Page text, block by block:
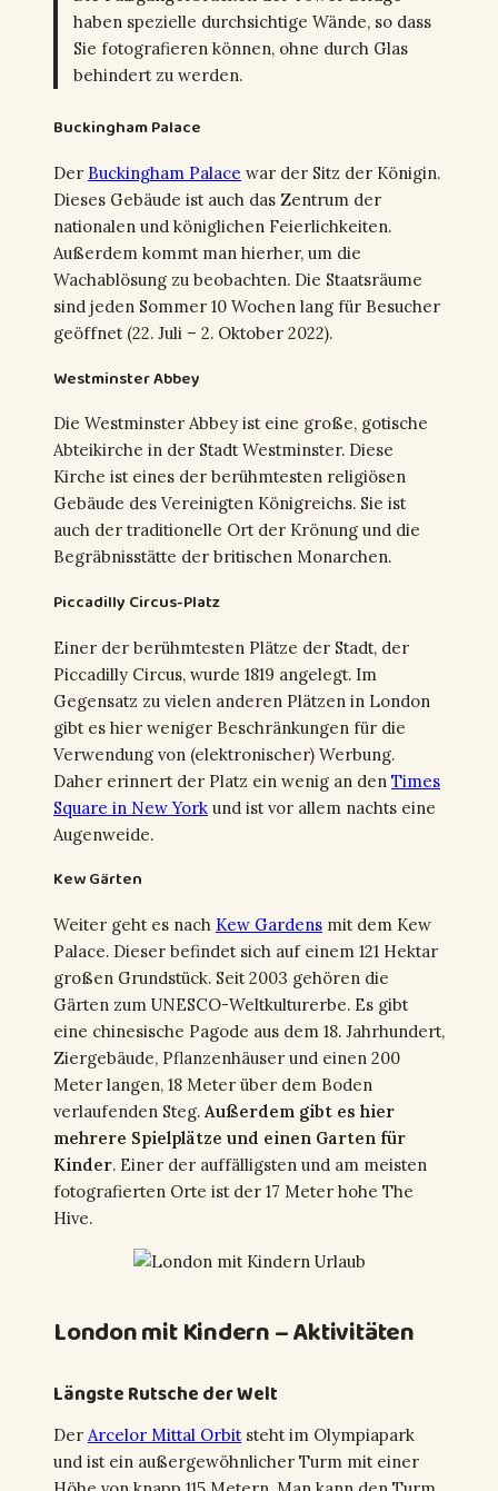
haben spezielle durchsichtige Wände, so dass
Sie fotografieren können, ohne durch Glas
behindert zu werden.
Buckingham Palace
Der Buckingham Palace war der Sitz der Königin.
Dieses Gebäude ist auch das Zentrum der
nationalen und königlichen Feierlichkeiten.
Außerdem kommt man hierher, um die
Wachablösung zu beobachten. Die Staatsräume
sind jeden Sommer 10 Wochen lang für Besucher
geöffnet (22. Juli – 2. Oktober 2022).
Westminster Abbey
Die Westminster Abbey ist eine große, gotische
Abteikirche in der Stadt Westminster. Diese
Kirche ist eines der berühmtesten religiösen
Gebäude des Vereinigten Königreichs. Sie ist
auch der traditionelle Ort der Krönung und die
Begräbnisstätte der britischen Monarchen.
Piccadilly Circus-Platz
Einer der berühmtesten Plätze der Stadt, der
Piccadilly Circus, wurde 1819 angelegt. Im
Gegensatz zu vielen anderen Plätzen in London
gibt es hier weniger Beschränkungen für die
Verwendung von (elektronischer) Werbung.
Daher erinnert der Platz ein wenig an den Times
Square in New York und ist vor allem nachts eine
Augenweide.
Kew Gärten
Weiter geht es nach Kew Gardens mit dem Kew
Palace. Dieser befindet sich auf einem 121 Hektar
großen Grundstück. Seit 2003 gehören die
Gärten zum UNESCO-Weltkulturerbe. Es gibt
eine chinesische Pagode aus dem 18. Jahrhundert,
Ziergebäude, Pflanzenhäuser und einen 200
Meter langen, 18 Meter über dem Boden
verlaufenden Steg. Außerdem gibt es hier
mehrere Spielplätze und einen Garten für
Kinder. Einer der auffälligsten und am meisten
fotografierten Orte ist der 17 Meter hohe The
Hive.
London mit Kindern – Aktivitäten
Längste Rutsche der Welt
Der Arcelor Mittal Orbitsteht im Olympiapark
und ist ein außergewöhnlicher Turm mit einer